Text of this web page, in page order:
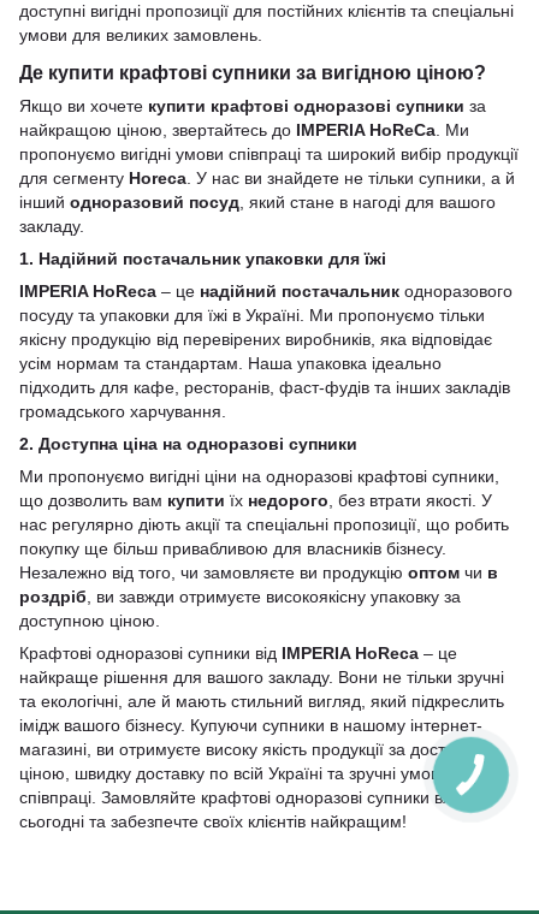
доступні вигідні пропозиції для постійних клієнтів та спеціальні
умови для великих замовлень.
Де купити крафтові супники за вигідною ціною?
Якщо ви хочете купити крафтові одноразові супники за
найкращою ціною, звертайтесь до IMPERIA HoReCa . Ми
пропонуємо вигідні умови співпраці та широкий вибір продукції
для сегменту Horeca . У нас ви знайдете не тільки супники, а й
інший одноразовий посуд , який стане в нагоді для вашого
закладу.
1. Надійний постачальник упаковки для їжі
IMPERIA HoReca – це надійний постачальник одноразового
посуду та упаковки для їжі в Україні. Ми пропонуємо тільки
якісну продукцію від перевірених виробників, яка відповідає
усім нормам та стандартам. Наша упаковка ідеально
підходить для кафе, ресторанів, фаст-фудів та інших закладів
громадського харчування.
2. Доступна ціна на одноразові супники
Ми пропонуємо вигідні ціни на одноразові крафтові супники,
що дозволить вам купити їх недорого , без втрати якості. У
нас регулярно діють акції та спеціальні пропозиції, що робить
покупку ще більш привабливою для власників бізнесу.
Незалежно від того, чи замовляєте ви продукцію оптом чи в
роздріб , ви завжди отримуєте високоякісну упаковку за
доступною ціною.
Крафтові одноразові супники від IMPERIA HoReca – це
найкраще рішення для вашого закладу. Вони не тільки зручні
та екологічні, але й мають стильний вигляд, який підкреслить
імідж вашого бізнесу. Купуючи супники в нашому інтернет-
магазині, ви отримуєте високу якість продукції за доступною
ціною, швидку доставку по всій Україні та зручні умови
співпраці. Замовляйте крафтові одноразові супники вже
сьогодні та забезпечте своїх клієнтів найкращим!